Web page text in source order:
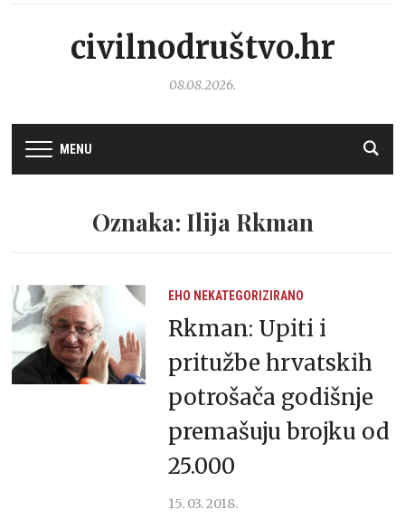
civilnodruštvo.hr
08.08.2026.
MENU
Oznaka: Ilija Rkman
EHO NEKATEGORIZIRANO
Rkman: Upiti i
pritužbe hrvatskih
potrošača godišnje
premašuju brojku od
25.000
15. 03. 2018.